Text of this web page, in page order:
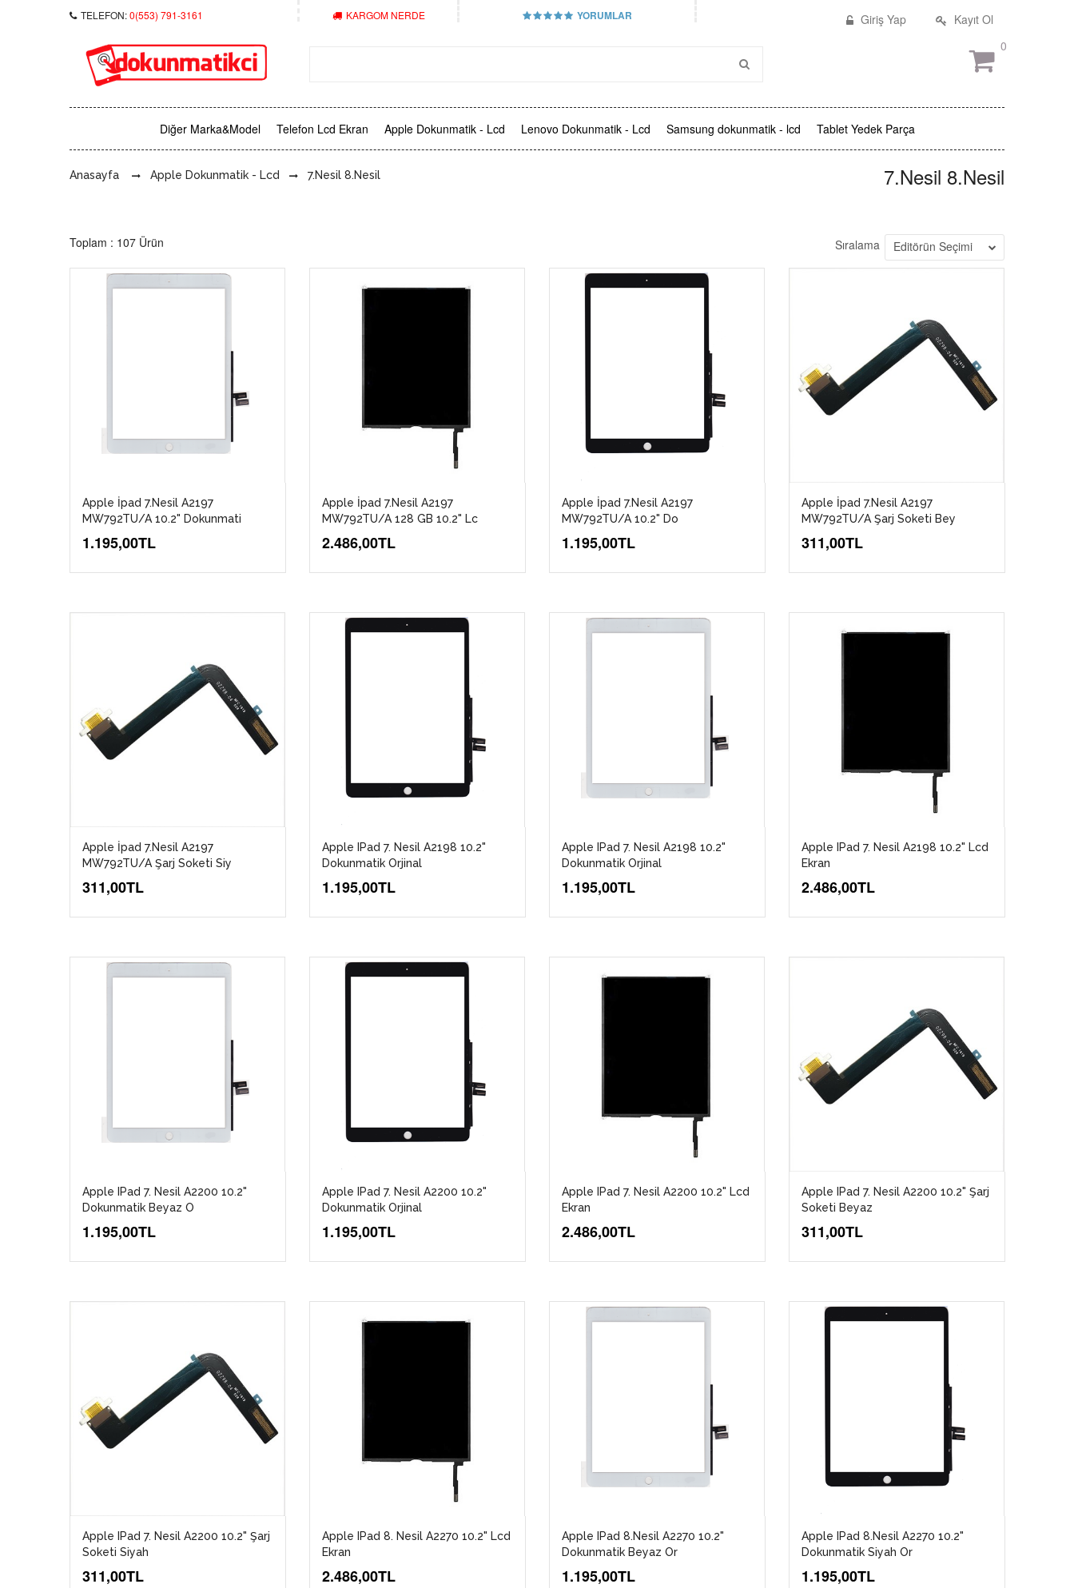
TELEFON:0(553) 791-3161 KARGOM NERDE YORUMLAR Giriş Yap
Kayıt Ol
0
Diğer Marka&Model Telefon Lcd Ekran Apple Dokunmatik - Lcd Lenovo Dokunmatik - Lcd Samsung dokunmatik - lcd Tablet Yedek Parça
7.Nesil 8.Nesil
Anasayfa Apple Dokunmatik - Lcd 7.Nesil 8.Nesil
Toplam : 107 Ürün Sıralama Editörün Seçimi
Apple İpad 7.Nesil A2197
MW792TU/A 10.2" Dokunmati
1.195,00TL
Apple İpad 7.Nesil A2197
MW792TU/A 128 GB 10.2" Lc
2.486,00TL
Apple İpad 7.Nesil A2197
MW792TU/A 10.2" Do
1.195,00TL
Apple İpad 7.Nesil A2197
MW792TU/A Şarj Soketi Bey
311,00TL
Apple İpad 7.Nesil A2197
MW792TU/A Şarj Soketi Siy
311,00TL
Apple IPad 7. Nesil A2198 10.2"
Dokunmatik Orjinal
1.195,00TL
Apple IPad 7. Nesil A2198 10.2"
Dokunmatik Orjinal
1.195,00TL
Apple IPad 7. Nesil A2198 10.2" Lcd
Ekran
2.486,00TL
Apple IPad 7. Nesil A2200 10.2"
Dokunmatik Beyaz O
1.195,00TL
Apple IPad 7. Nesil A2200 10.2"
Dokunmatik Orjinal
1.195,00TL
Apple IPad 7. Nesil A2200 10.2" Lcd
Ekran
2.486,00TL
Apple IPad 7. Nesil A2200 10.2" Şarj
Soketi Beyaz
311,00TL
Apple IPad 7. Nesil A2200 10.2" Şarj
Soketi Siyah
311,00TL
Apple IPad 8. Nesil A2270 10.2" Lcd
Ekran
2.486,00TL
Apple IPad 8.Nesil A2270 10.2"
Dokunmatik Beyaz Or
1.195,00TL
Apple IPad 8.Nesil A2270 10.2"
Dokunmatik Siyah Or
1.195,00TL